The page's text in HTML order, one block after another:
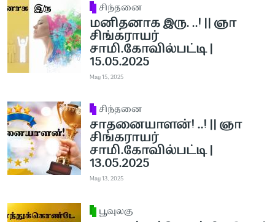
சிந்தனை
மனிதனாக இரு. ..! || ஞா
சிங்கராயர்
சாமி.கோவில்பட்டி |
15.05.2025
May 15, 2025
சிந்தனை
சாதனையாளன்! ..! || ஞா
சிங்கராயர்
சாமி.கோவில்பட்டி |
13.05.2025
May 13, 2025
பூவுலகு